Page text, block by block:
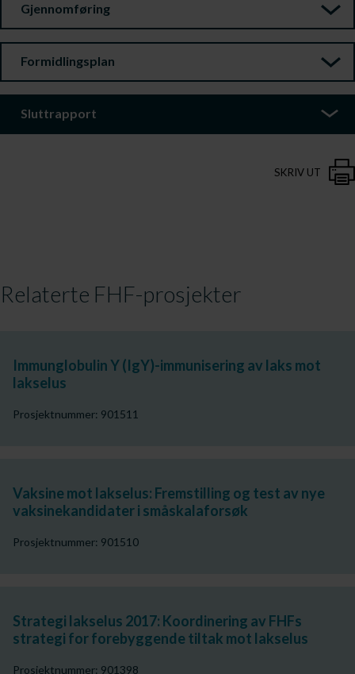
Gjennomføring
Formidlingsplan
Sluttrapport
SKRIV UT
Relaterte FHF-prosjekter
Immunglobulin Y (IgY)-immunisering av laks mot
lakselus
Prosjektnummer: 901511
Vaksine mot lakselus: Fremstilling og test av nye
vaksinekandidater i småskalaforsøk
Prosjektnummer: 901510
Strategi lakselus 2017: Koordinering av FHFs
strategi for forebyggende tiltak mot lakselus
Prosjektnummer: 901398